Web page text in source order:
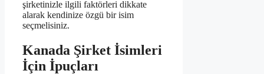
şirketinizle ilgili faktörleri dikkate
alarak kendinize özgü bir isim
seçmelisiniz.
Kanada Şirket İsimleri
İçin İpuçları